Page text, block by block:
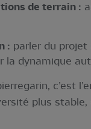
de terrain :
: parler du
la dynamique
c’est
plus